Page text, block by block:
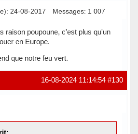
24-08-2017 Messages: 1 007
raison poupoune, c'est plus qu'un
en Europe.
que notre feu vert.
#130
16-08-2024 11:14:54